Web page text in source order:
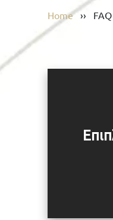
Home›› FAQ